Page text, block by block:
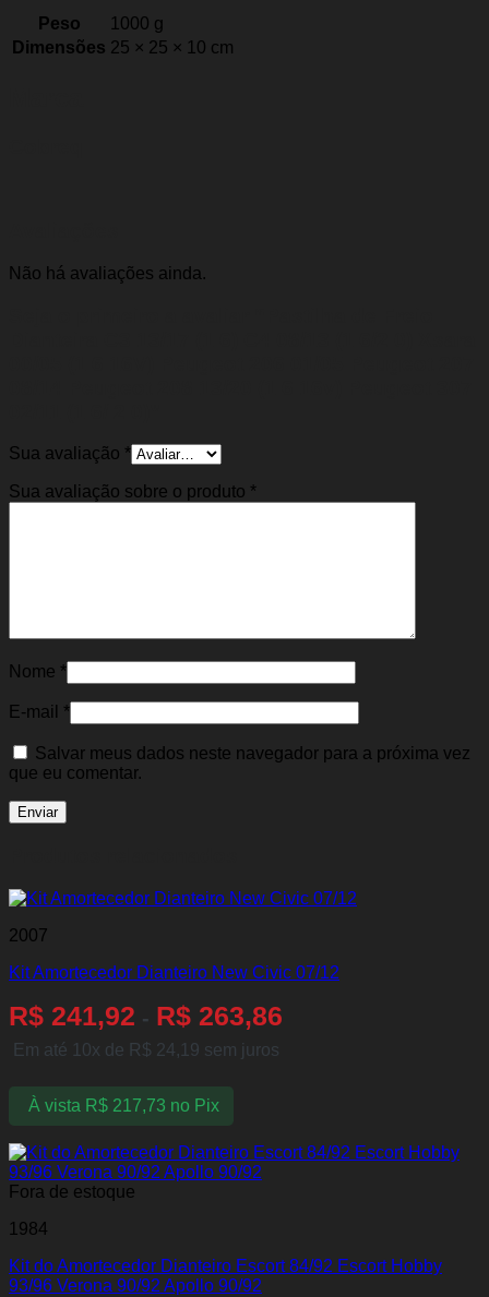
Peso
1000 g
Dimensões 25 × 25 × 10 cm
Não há avaliações ainda.
Sua avaliação *
Sua avaliação sobre o produto *
Nome *
E-mail *
Salvar meus dados neste navegador para a próxima vez
que eu comentar.
2007
Kit Amortecedor Dianteiro New Civic 07/12
R$ 241,92 - R$ 263,86
Em até 10x de R$ 24,19 sem juros
À vista R$217,73 no Pix
Fora de estoque
1984
Kit do Amortecedor Dianteiro Escort 84/92 Escort Hobby
93/96 Verona 90/92 Apollo 90/92